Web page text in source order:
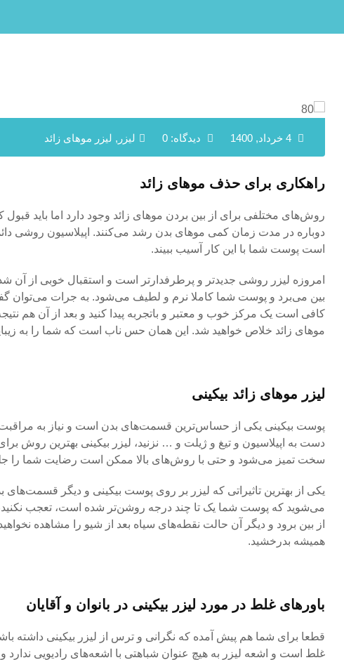
دیدگاه: 0 لیزر , لیزر موهای زائد
راهکاری برای حذف موهای زائد
روش‌های مختلفی برای از بین بردن موهای زائد وجود دارد اما باید
دوباره در مدت زمان کمی‌ موهای بدن رشد می‌کنند. اپیلاسیون روشی
است پوست شما با این کار آسیب ببیند.
امروزه لیزر روشی جدیدتر و پرطرفدارتر است و استقبال خوبی از آن
بین می‌برد و پوست شما کاملا نرم و لطیف می‌شود. به جرات می‌توان
کافی است یک مرکز خوب و معتبر و باتجربه پیدا کنید و بعد از آن هم
موهای زائد خلاص خواهید شد. این همان حس ناب است که شما را به
لیزر موهای زائد بیکینی
پوست بیکینی یکی از حساس‌ترین قسمت‌های بدن است و نیاز به
دست به اپیلاسیون و تیغ و ژیلت و … نزنید، لیزر بیکینی بهترین روش
سخت تمیز می‌شود و حتی با روش‌های بالا ممکن است رضایت شما را
یکی از بهترین تاثیراتی که لیزر بر روی پوست بیکینی و دیگر
می‌شوید که پوست شما یک تا چند درجه روشن‌تر شده است، تعجب
از بین برود و دیگر آن حالت نقطه‌های سیاه بعد از شیو را مشاهده
همیشه بدرخشید.
باورهای غلط در مورد لیزر بیکینی در بانوان و آقایان
قطعا برای شما هم پیش آمده که نگرانی و ترس از لیزر بیکینی داشته
غلط است و اشعه لیزر به هیچ عنوان شباهتی با اشعه‌های رادیویی ندارد